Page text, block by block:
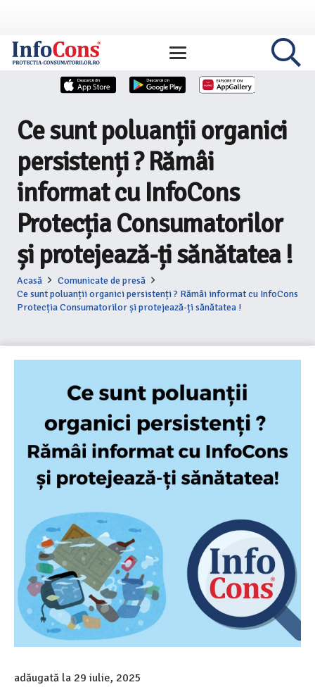
Ce sunt poluanții organici
persistenți ? Rămâi
informat cu InfoCons
Protecția Consumatorilor
și protejează-ți sănătatea !
Acasă
Comunicate de presă
Ce sunt poluanții organici persistenți ? Rămâi informat cu InfoCons
Protecția Consumatorilor și protejează-ți sănătatea !
adăugată la 29 iulie, 2025